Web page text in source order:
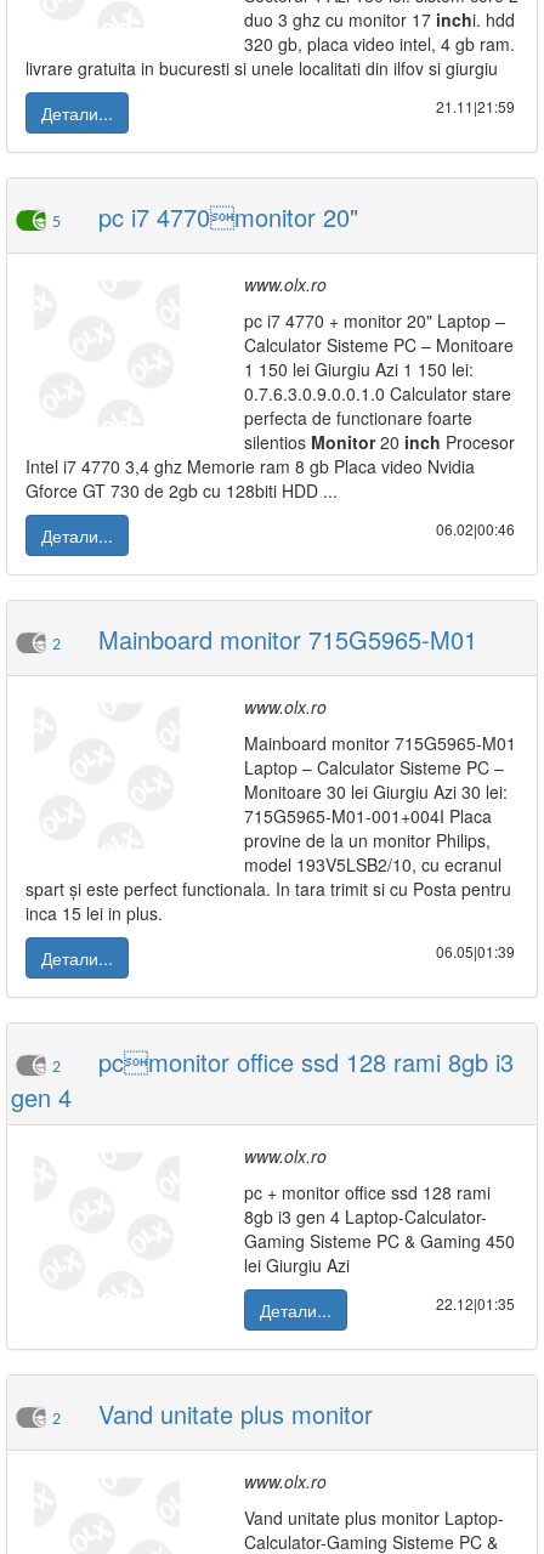
duo 3 ghz cu monitor 17 inchi. hdd
320 gb, placa video intel, 4 gb ram.
livrare gratuita in bucuresti si unele localitati din ilfov si giurgiu
Детали...
21.11|21:59
5 pc i7 4770monitor 20"
www.olx.ro
pc i7 4770 + monitor 20" Laptop –
Calculator Sisteme PC – Monitoare
1 150 lei Giurgiu Azi 1 150 lei:
0.7.6.3.0.9.0.0.1.0 Calculator stare
perfecta de functionare foarte
silentios Monitor20 inch Procesor
Intel i7 4770 3,4 ghz Memorie ram 8 gb Placa video Nvidia
Gforce GT 730 de 2gb cu 128biti HDD ...
Детали...
06.02|00:46
2 Mainboard monitor 715G5965-M01
www.olx.ro
Mainboard monitor 715G5965-M01
Laptop – Calculator Sisteme PC –
Monitoare 30 lei Giurgiu Azi 30 lei:
715G5965-M01-001+004I Placa
provine de la un monitor Philips,
model 193V5LSB2/10, cu ecranul
spart și este perfect functionala. In tara trimit si cu Posta pentru
inca 15 lei in plus.
Детали...
06.05|01:39
2
pcmonitor office ssd 128 rami 8gb i3
gen 4
www.olx.ro
pc + monitor office ssd 128 rami
8gb i3 gen 4 Laptop-Calculator-
Gaming Sisteme PC & Gaming 450
lei Giurgiu Azi
Детали...
22.12|01:35
2 Vand unitate plus monitor
www.olx.ro
Vand unitate plus monitor Laptop-
Calculator-Gaming Sisteme PC &